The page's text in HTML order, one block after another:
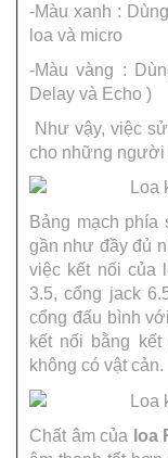
-Màu xanh :
loa và micro
-Màu vàng :
Delay và Echo )
Như vậy, việc
cho những người
Bảng mạch phía
gần như đầy đủ
việc kết nối của
3.5, cổng jack
cổng đấu bình
kết nối bằng
không có vật cản.
Chất âm của loa